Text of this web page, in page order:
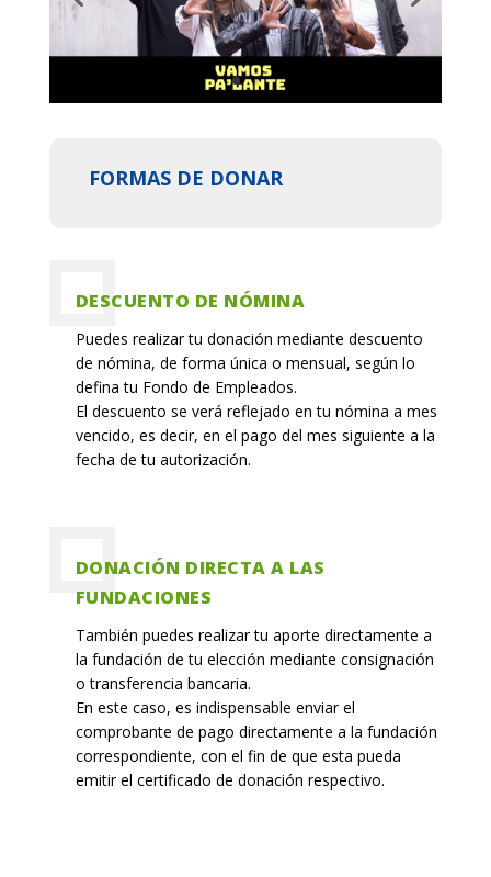
FORMAS DE DONAR
DESCUENTO DE NÓMINA
Puedes realizar tu donación mediante descuento
de nómina, de forma única o mensual, según lo
defina tu Fondo de Empleados.
El descuento se verá reflejado en tu nómina a mes
vencido, es decir, en el pago del mes siguiente a la
fecha de tu autorización.
DONACIÓN DIRECTA A LAS
FUNDACIONES
También puedes realizar tu aporte directamente a
la fundación de tu elección mediante consignación
o transferencia bancaria.
En este caso, es indispensable enviar el
comprobante de pago directamente a la fundación
correspondiente, con el fin de que esta pueda
emitir el certificado de donación respectivo.